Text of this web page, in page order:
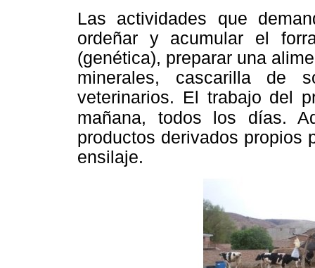
Las actividades que
ordeñar y acumular el
(genética), preparar una
minerales, cascarilla de
veterinarios. El trabajo del
mañana,
todos los días.
productos derivados propios
ensilaje.